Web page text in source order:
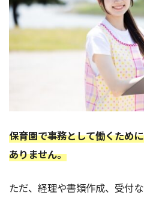
保育園で事務として働くため
ありません。
ただ、経理や書類作成、受付